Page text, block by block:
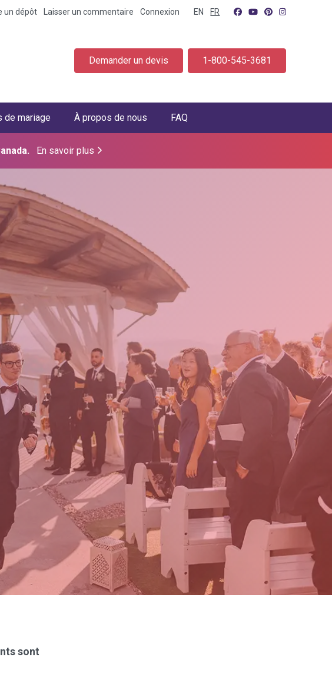
un dépôt Laisser un commentaire Connexion EN FR
Demander un devis 1-800-545-3681
de mariage À propos de nous FAQ
En savoir plus
sont